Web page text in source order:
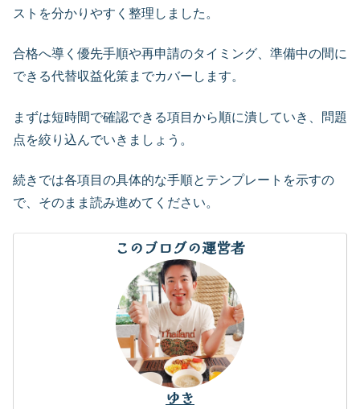
ストを分かりやすく整理しました。
合格へ導く優先手順や再申請のタイミング、準備中の間に
できる代替収益化策までカバーします。
まずは短時間で確認できる項目から順に潰していき、問題
点を絞り込んでいきましょう。
続きでは各項目の具体的な手順とテンプレートを示すの
で、そのまま読み進めてください。
このブログの運営者
ゆき